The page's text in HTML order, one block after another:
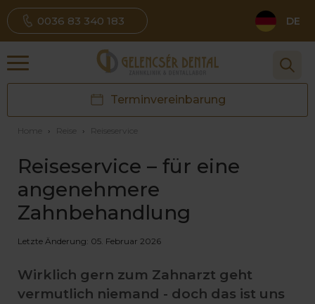
0036 83 340 183 DE
Terminvereinbarung
Home › Reise › Reiseservice
Reiseservice – für eine
angenehmere
Zahnbehandlung
Letzte Änderung: 05. Februar 2026
Wirklich gern zum Zahnarzt geht
vermutlich niemand - doch das ist uns